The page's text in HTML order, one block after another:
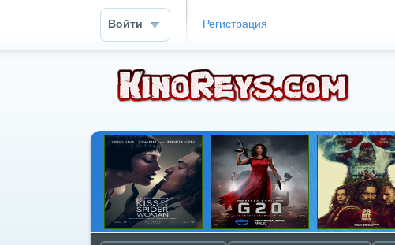
Войти Регистрация